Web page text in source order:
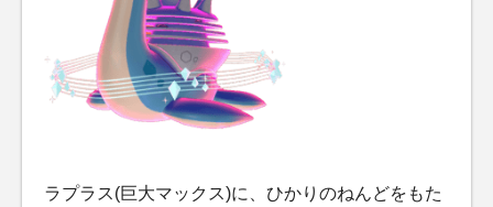
ラプラス(巨大マックス)に、ひかりのねんどをもた